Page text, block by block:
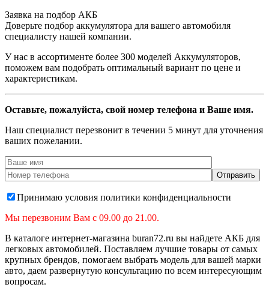
Заявка на подбор АКБ
Доверьте подбор аккумулятора для вашего автомобиля
специалисту нашей компании.
У нас в ассортименте более 300 моделей Аккумуляторов,
поможем вам подобрать оптимальный вариант по цене и
характеристикам.
Оставьте, пожалуйста, свой номер телефона и Ваше имя.
Наш специалист перезвонит в течении 5 минут для уточнения
ваших пожелании.
Принимаю условия политики конфиденциальности
Мы перезвоним Вам с 09.00 до 21.00.
В каталоге интернет-магазина buran72.ru вы найдете АКБ для
легковых автомобилей. Поставляем лучшие товары от самых
крупных брендов, помогаем выбрать модель для вашей марки
авто, даем развернутую консультацию по всем интересующим
вопросам.